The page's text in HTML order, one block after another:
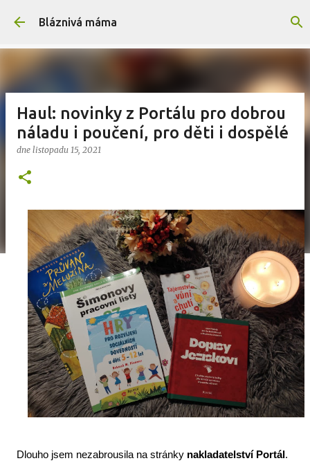
Přeskočit na hlavní obsah
Bláznivá máma
Haul: novinky z Portálu pro dobrou
náladu i poučení, pro děti i dospělé
dne listopadu 15, 2021
Dlouho jsem nezabrousila na stránky nakladatelství Portál .